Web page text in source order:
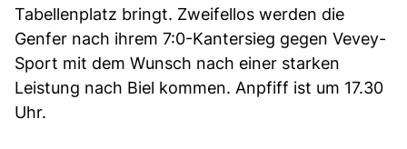
Tabellenplatz bringt. Zweifellos werden die
Genfer nach ihrem 7:0-Kantersieg gegen Vevey-
Sport mit dem Wunsch nach einer starken
Leistung nach Biel kommen. Anpfiff ist um 17.30
Uhr.